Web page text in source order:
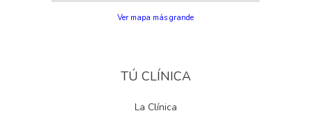
Ver mapa más grande
TÚ CLÍNICA
La Clínica